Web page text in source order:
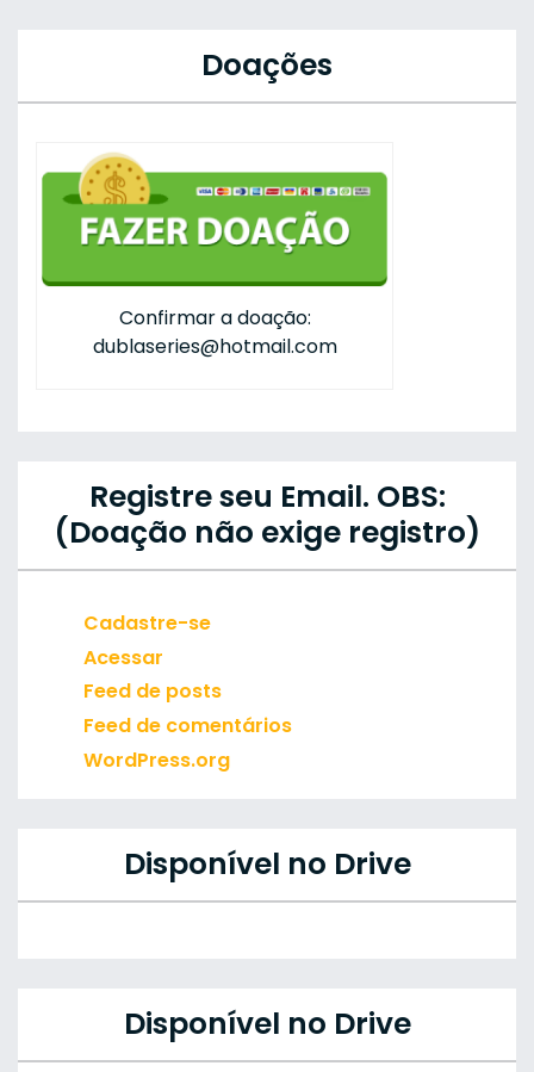
Doações
Confirmar a doação:
dublaseries@hotmail.com
Registre seu Email. OBS:
(Doação não exige registro)
Cadastre-se
Acessar
Feed de posts
Feed de comentários
WordPress.org
Disponível no Drive
Disponível no Drive